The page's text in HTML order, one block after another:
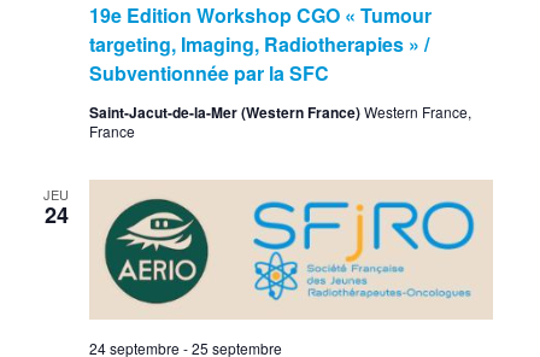
19e Edition Workshop CGO « Tumour
targeting, Imaging, Radiotherapies » /
Subventionnée par la SFC
Saint-Jacut-de-la-Mer (Western France)Western France,
France
JEU
24
24 septembre -25 septembre